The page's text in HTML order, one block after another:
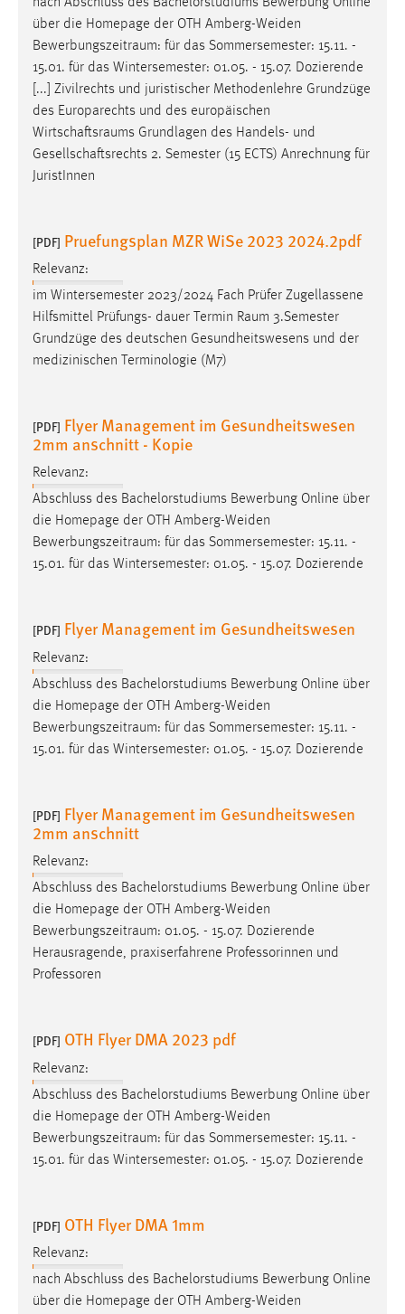
über die Homepage der OTH Amberg-Weiden
Bewerbungszeitraum: für das Sommersemester: 15.11. -
15.01. für das Wintersemester: 01.05. - 15.07. Dozierende
[...] Zivilrechts und juristischer Methodenlehre Grundzüge
des Europarechts und des europäischen
Wirtschaftsraums Grundlagen des Handels- und
Gesellschaftsrechts 2. Semester (15 ECTS) Anrechnung für
JuristInnen
[PDF] Pruefungsplan MZR WiSe 2023 2024.2pdf
Relevanz:
im Wintersemester 2023/2024 Fach Prüfer Zugellassene
Hilfsmittel Prüfungs- dauer Termin Raum 3.Semester
Grundzüge des deutschen Gesundheitswesens und der
medizinischen Terminologie (M7)
[PDF] Flyer Management im Gesundheitswesen
2mm anschnitt - Kopie
Relevanz:
Abschluss des Bachelorstudiums Bewerbung Online über
die Homepage der OTH Amberg-Weiden
Bewerbungszeitraum: für das Sommersemester: 15.11. -
15.01. für das Wintersemester: 01.05. - 15.07. Dozierende
[PDF] Flyer Management im Gesundheitswesen
Relevanz:
Abschluss des Bachelorstudiums Bewerbung Online über
die Homepage der OTH Amberg-Weiden
Bewerbungszeitraum: für das Sommersemester: 15.11. -
15.01. für das Wintersemester: 01.05. - 15.07. Dozierende
[PDF] Flyer Management im Gesundheitswesen
2mm anschnitt
Relevanz:
Abschluss des Bachelorstudiums Bewerbung Online über
die Homepage der OTH Amberg-Weiden
Bewerbungszeitraum: 01.05. - 15.07. Dozierende
Herausragende, praxiserfahrene Professorinnen und
Professoren
[PDF] OTH Flyer DMA 2023 pdf
Relevanz:
Abschluss des Bachelorstudiums Bewerbung Online über
die Homepage der OTH Amberg-Weiden
Bewerbungszeitraum: für das Sommersemester: 15.11. -
15.01. für das Wintersemester: 01.05. - 15.07. Dozierende
[PDF] OTH Flyer DMA 1mm
Relevanz:
nach Abschluss des Bachelorstudiums Bewerbung Online
über die Homepage der OTH Amberg-Weiden
Conversion-Tracking
Cookie Laufzeit:
3 Monate
Facebook Pixel
Name:
_fbp
Facebook
Zweck:
Cookie Laufzeit:
3 Monate
EXTERNE MEDIEN
Um Inhalte von Videoplattformen und Social Media
externen Medien Cookies gesetzt.
YouTube